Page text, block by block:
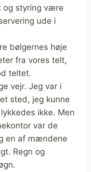
og styring være
ude i
bølgernes høje
fra vores telt,
teltet.
vejr. Jeg var i
sted, jeg kunne
ikke. Men
var de
en af mændene
Regn og